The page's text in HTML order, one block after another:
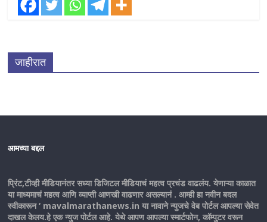
जाहीरात
आमच्या बद्दल
प्रिंट,टीव्ही मीडियानंतर सध्या डिजिटल मीडियाचं महत्व प्रचंड वाढलंय. येणाऱ्या काळात
या माध्यमाचं महत्व आणि व्याप्ती आणखी वाढणार असल्यानं . आम्ही हा नवीन बदल
स्वीकारून ‘ mavalmarathanews.in या नावाने न्युजचे वेब पोर्टल आपल्या सेवेत
दाखल केलय.हे एक न्युज पोर्टल आहे. येथे आपण आपल्या स्मार्टफोन, कॉम्पुटर वरून